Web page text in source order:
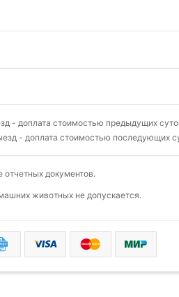
- доплата стоимостью предыдущих
- доплата стоимостью последующих
отчетных документов.
животных не допускается.